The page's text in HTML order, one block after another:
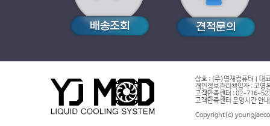
상호 : (주)영재컴퓨터 | 대
개인정보관리책임자 : 고영
고객만족센터 : 02-716-
고객만족센터 운영시간 안
Copyright(c)